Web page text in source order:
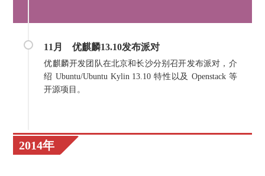
11月 优麒麟13.10发布派对
优麒麟开发团队在北京和长沙分别召开发布派对，介
绍 Ubuntu/Ubuntu Kylin 13.10 特性以及 Openstack 等
开源项目。
2014年